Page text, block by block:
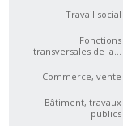
Travail social
Fonctions
transversales de la…
Commerce, vente
Bâtiment, travaux
publics